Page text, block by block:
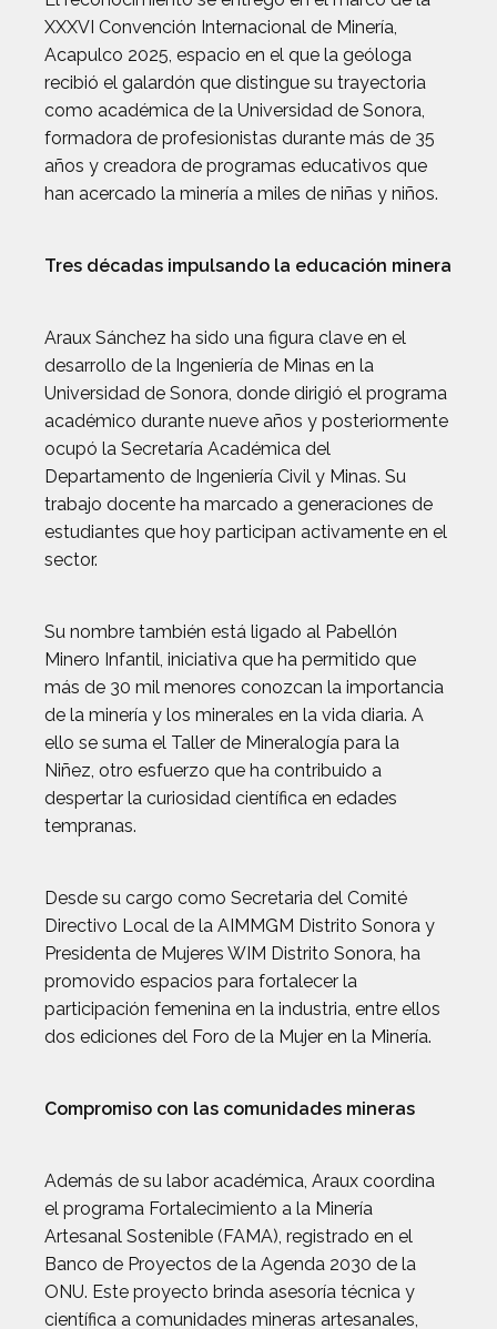
XXXVI Convención Internacional de Minería,
Acapulco 2025, espacio en el que la geóloga
recibió el galardón que distingue su trayectoria
como académica de la Universidad de Sonora,
formadora de profesionistas durante más de 35
años y creadora de programas educativos que
han acercado la minería a miles de niñas y niños.
Tres décadas impulsando la educación minera
Araux Sánchez ha sido una figura clave en el
desarrollo de la Ingeniería de Minas en la
Universidad de Sonora, donde dirigió el programa
académico durante nueve años y posteriormente
ocupó la Secretaría Académica del
Departamento de Ingeniería Civil y Minas. Su
trabajo docente ha marcado a generaciones de
estudiantes que hoy participan activamente en el
sector.
Su nombre también está ligado al Pabellón
Minero Infantil, iniciativa que ha permitido que
más de 30 mil menores conozcan la importancia
de la minería y los minerales en la vida diaria. A
ello se suma el Taller de Mineralogía para la
Niñez, otro esfuerzo que ha contribuido a
despertar la curiosidad científica en edades
tempranas.
Desde su cargo como Secretaria del Comité
Directivo Local de la AIMMGM Distrito Sonora y
Presidenta de Mujeres WIM Distrito Sonora, ha
promovido espacios para fortalecer la
participación femenina en la industria, entre ellos
dos ediciones del Foro de la Mujer en la Minería.
Compromiso con las comunidades mineras
Además de su labor académica, Araux coordina
el programa Fortalecimiento a la Minería
Artesanal Sostenible (FAMA), registrado en el
Banco de Proyectos de la Agenda 2030 de la
ONU. Este proyecto brinda asesoría técnica y
científica a comunidades mineras artesanales,